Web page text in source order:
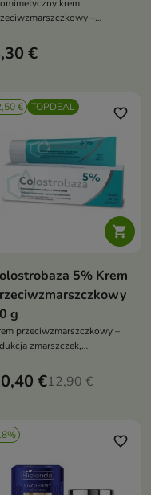
krem
–
skórę, z peptydami,
i skwalanem
€
€ TOPDEAL

favorite_border
5% Krem
g
przeciwzmarszczkowy –
zmarszczek,
skóry dojrzałej,
5%, intensywne
€12,90 €
favorite_border